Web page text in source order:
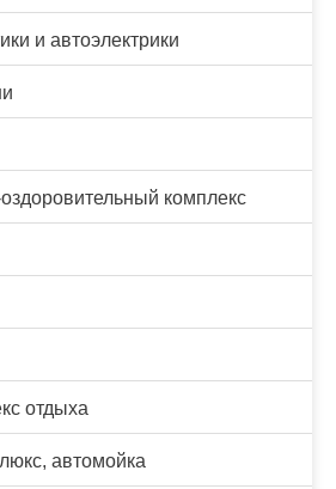
и автоэлектрики
комплекс
отдыха
автомойка